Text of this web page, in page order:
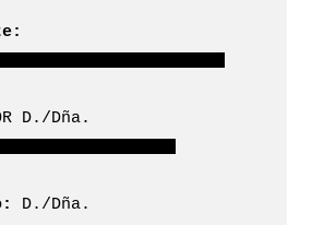
D./Dña.
D./Dña.